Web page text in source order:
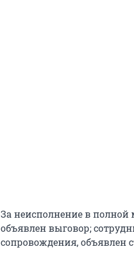
За неисполнение в полной
объявлен выговор;
сопровождения, объявлен